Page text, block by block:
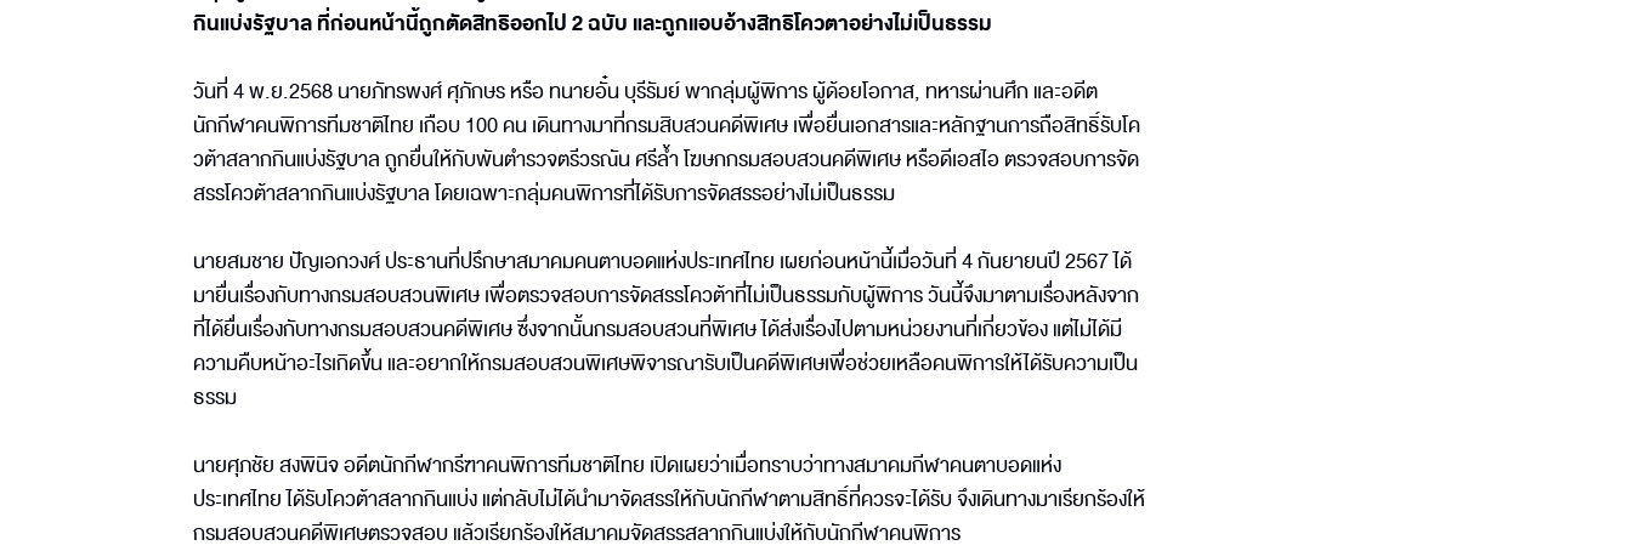
กินแบ่งรัฐบาล ที่ก่อนหน้านี้ถูกตัดสิทธิออกไป 2 ฉบับ และถูกแอบอ้างสิทธิโควตาอย่างไม่เป็นธรรม
วันที่ 4 พ.ย.2568 นายภัทรพงศ์ ศุภักษร หรือ ทนายอั๋น บุรีรัมย์ พากลุ่มผู้พิการ ผู้ด้อยโอกาส, ทหารผ่านศึก และอดีต
นักกีฬาคนพิการทีมชาติไทย เกือบ 100 คน เดินทางมาที่กรมสิบสวนคดีพิเศษ เพื่อยื่นเอกสารและหลักฐานการถือสิทธิ์รับโค
วต้าสลากกินแบ่งรัฐบาล ถูกยื่นให้กับพันตำรวจตรีวรณัน ศรีล้ำ โฆษกกรมสอบสวนคดีพิเศษ หรือดีเอสไอ ตรวจสอบการจัด
สรรโควต้าสลากกินแบ่งรัฐบาล โดยเฉพาะกลุ่มคนพิการที่ได้รับการจัดสรรอย่างไม่เป็นธรรม
นายสมชาย ปัญเอกวงศ์ ประธานที่ปรึกษาสมาคมคนตาบอดแห่งประเทศไทย เผยก่อนหน้านี้เมื่อวันที่ 4 กันยายนปี 2567 ได้
มายื่นเรื่องกับทางกรมสอบสวนพิเศษ เพื่อตรวจสอบการจัดสรรโควต้าที่ไม่เป็นธรรมกับผู้พิการ วันนี้จึงมาตามเรื่องหลังจาก
ที่ได้ยื่นเรื่องกับทางกรมสอบสวนคดีพิเศษ ซึ่งจากนั้นกรมสอบสวนที่พิเศษ ได้ส่งเรื่องไปตามหน่วยงานที่เกี่ยวข้อง แต่ไม่ได้มี
ความคืบหน้าอะไรเกิดขึ้น และอยากให้กรมสอบสวนพิเศษพิจารณารับเป็นคดีพิเศษเพื่อช่วยเหลือคนพิการให้ได้รับความเป็น
ธรรม
นายศุภชัย สงพินิจ อดีตนักกีฬากรีฑาคนพิการทีมชาติไทย เปิดเผยว่าเมื่อทราบว่าทางสมาคมกีฬาคนตาบอดแห่ง
ประเทศไทย ได้รับโควต้าสลากกินแบ่ง แต่กลับไม่ได้นำมาจัดสรรให้กับนักกีฬาตามสิทธิ์ที่ควรจะได้รับ จึงเดินทางมาเรียกร้องให้
กรมสอบสวนคดีพิเศษตรวจสอบ แล้วเรียกร้องให้สมาคมจัดสรรสลากกินแบ่งให้กับนักกีฬาคนพิการ